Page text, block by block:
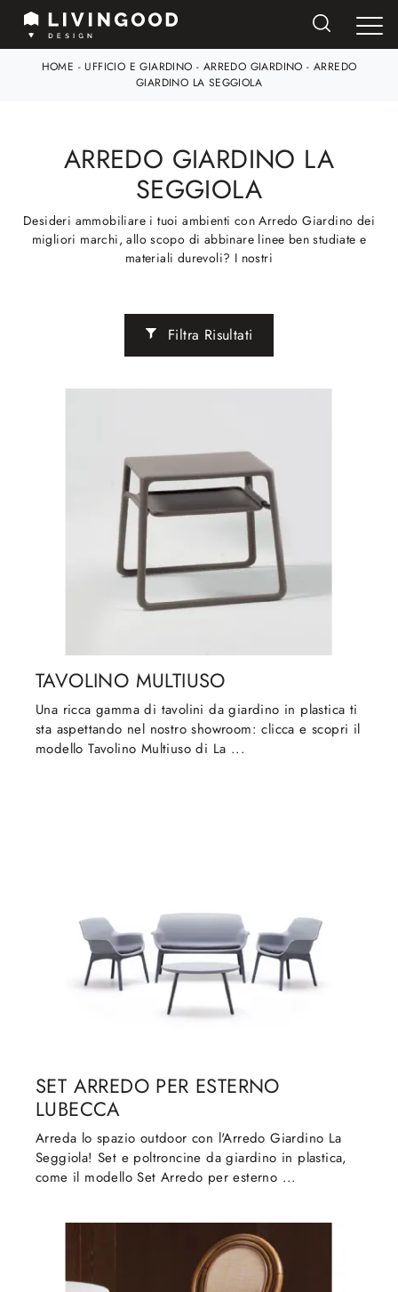
HOME - UFFICIO E GIARDINO - ARREDO GIARDINO -ARREDO
GIARDINO LA SEGGIOLA
ARREDO GIARDINO LA
SEGGIOLA
Desideri ammobiliare i tuoi ambienti con Arredo Giardino dei
migliori marchi, allo scopo di abbinare linee ben studiate e
materiali durevoli? I nostri
Filtra Risultati
TAVOLINO MULTIUSO
Una ricca gamma di tavolini da giardino in plastica ti
sta aspettando nel nostro showroom: clicca e scopri il
modello Tavolino Multiuso di La ...
SET ARREDO PER ESTERNO
LUBECCA
Arreda lo spazio outdoor con l'Arredo Giardino La
Seggiola! Set e poltroncine da giardino in plastica,
come il modello Set Arredo per esterno ...